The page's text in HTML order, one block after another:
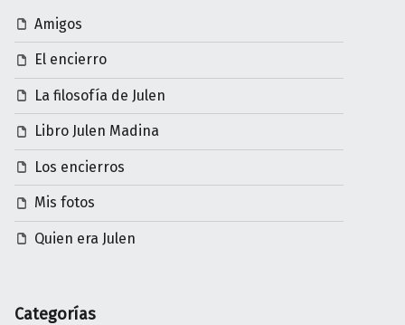
Amigos
El encierro
La filosofía de Julen
Libro Julen Madina
Los encierros
Mis fotos
Quien era Julen
Categorías